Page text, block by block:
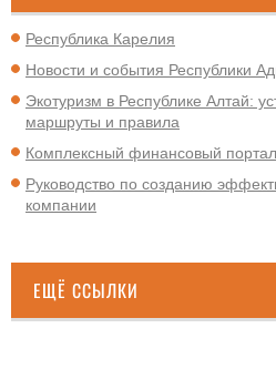
Республика Карелия
Новости и события Республики
Экотуризм в Республике Алтай:
маршруты и правила
Комплексный финансовый портал
Руководство по созданию
компании
ЕЩЁ ССЫЛКИ